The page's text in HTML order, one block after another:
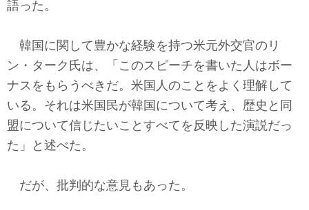
語った。
韓国に関して豊かな経験を持つ米元外交官のリ
ン・ターク氏は、「このスピーチを書いた人はボー
ナスをもらうべきだ。米国人のことをよく理解して
いる。それは米国民が韓国について考え、歴史と同
盟について信じたいことすべてを反映した演説だっ
た」と述べた。
だが、批判的な意見もあった。